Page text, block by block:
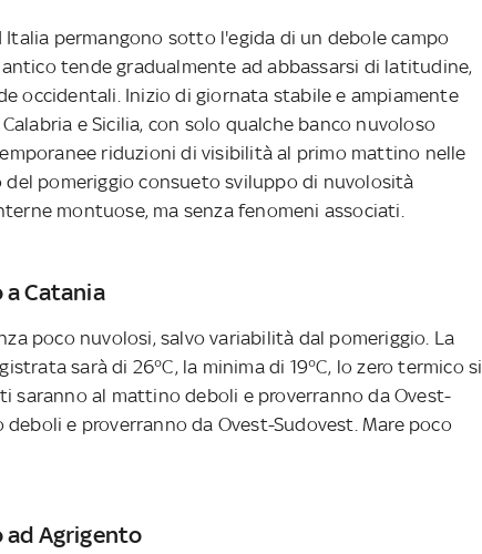
Italia permangono sotto l'egida di un debole campo
tende gradualmente ad abbassarsi di latitudine,
occidentali. Inizio di giornata stabile e ampiamente
e Sicilia, con solo qualche banco nuvoloso
riduzioni di visibilità al primo mattino nelle
pomeriggio consueto sviluppo di nuvolosità
montuose, ma senza fenomeni associati.
Catania
poco nuvolosi, salvo variabilità dal pomeriggio. La
sarà di 26°C, la minima di 19°C, lo zero termico si
saranno al mattino deboli e proverranno da Ovest-
e proverranno da Ovest-Sudovest. Mare poco
ad Agrigento